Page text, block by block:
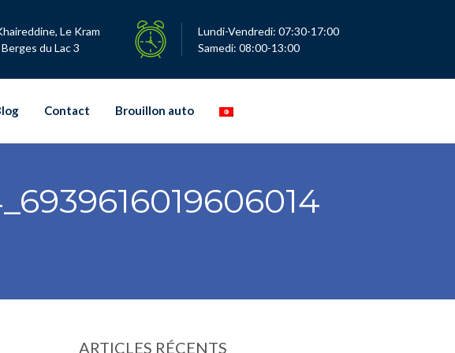
Le Kram
du Lac 3
Lundi-Vendredi: 07:30-17:00
Samedi: 08:00-13:00
Contact Brouillon auto
ARTICLES RÉCENTS